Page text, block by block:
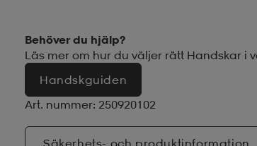
Behöver du hjälp?
Läs mer om hur du väljer rätt Handskar i
Handskguiden
Art. nummer: 250920102